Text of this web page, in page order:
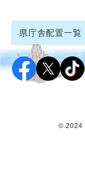
県庁舎配置一覧
© 2024